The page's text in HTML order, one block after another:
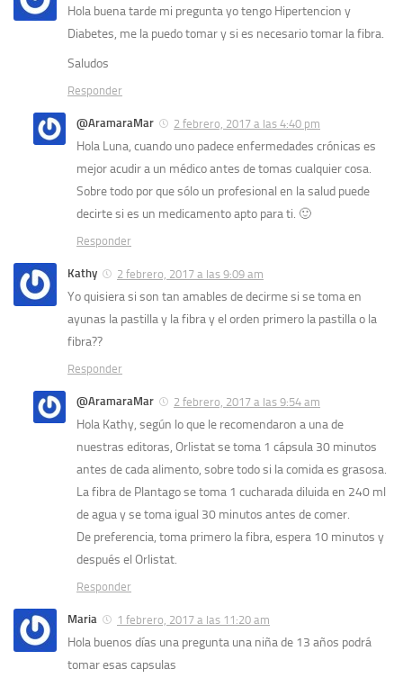
Hola buena tarde mi pregunta yo tengo Hipertencion y
Diabetes, me la puedo tomar y si es necesario tomar la fibra.
Saludos
Responder
@AramaraMar 2 febrero, 2017 a las 4:40 pm
Hola Luna, cuando uno padece enfermedades crónicas es
mejor acudir a un médico antes de tomas cualquier cosa.
Sobre todo por que sólo un profesional en la salud puede
decirte si es un medicamento apto para ti. 🙂
Responder
Kathy 2 febrero, 2017 a las 9:09 am
Yo quisiera si son tan amables de decirme si se toma en
ayunas la pastilla y la fibra y el orden primero la pastilla o la
fibra??
Responder
@AramaraMar 2 febrero, 2017 a las 9:54 am
Hola Kathy, según lo que le recomendaron a una de
nuestras editoras, Orlistat se toma 1 cápsula 30 minutos
antes de cada alimento, sobre todo si la comida es grasosa.
La fibra de Plantago se toma 1 cucharada diluida en 240 ml
de agua y se toma igual 30 minutos antes de comer.
De preferencia, toma primero la fibra, espera 10 minutos y
después el Orlistat.
Responder
Maria 1 febrero, 2017 a las 11:20 am
Hola buenos días una pregunta una niña de 13 años podrá
tomar esas capsulas